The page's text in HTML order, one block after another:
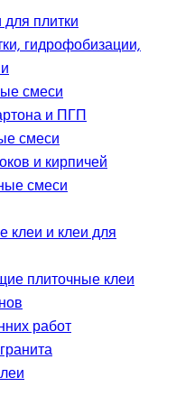
плитки
гидрофобизации,
смеси
и ПГП
смеси
и кирпичей
смеси
клеи и клеи для
плиточные клеи
работ